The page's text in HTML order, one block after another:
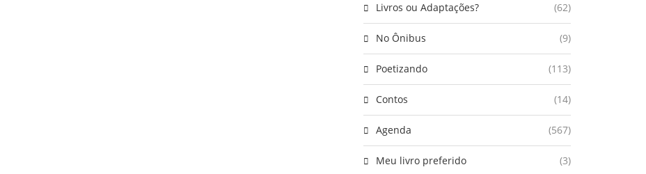
Livros ou Adaptações? (62)
No Ônibus (9)
Poetizando (113)
Contos (14)
Agenda (567)
Meu livro preferido (3)